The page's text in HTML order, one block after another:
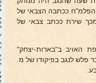
ככתבה הצבאי של
שירת ככתב צבאי של
האויב ב"בארות-יצחק"
פלש לנגב בפיקודו של מ.